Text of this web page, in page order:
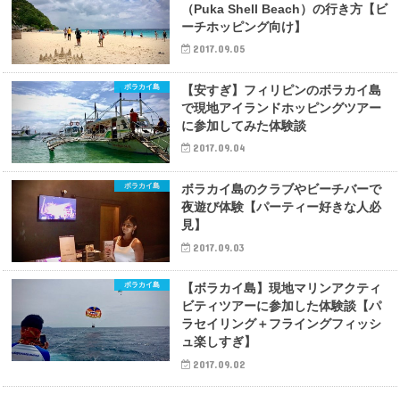
（Puka Shell Beach）の行き方【ビ
ーチホッピング向け】
2017.09.05
ボラカイ島
【安すぎ】フィリピンのボラカイ島
で現地アイランドホッピングツアー
に参加してみた体験談
2017.09.04
ボラカイ島
ボラカイ島のクラブやビーチバーで
夜遊び体験【パーティー好きな人必
見】
2017.09.03
ボラカイ島
【ボラカイ島】現地マリンアクティ
ビティツアーに参加した体験談【パ
ラセイリング＋フライングフィッシ
ュ楽しすぎ】
2017.09.02